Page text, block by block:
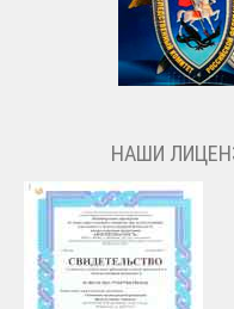
НАШИ